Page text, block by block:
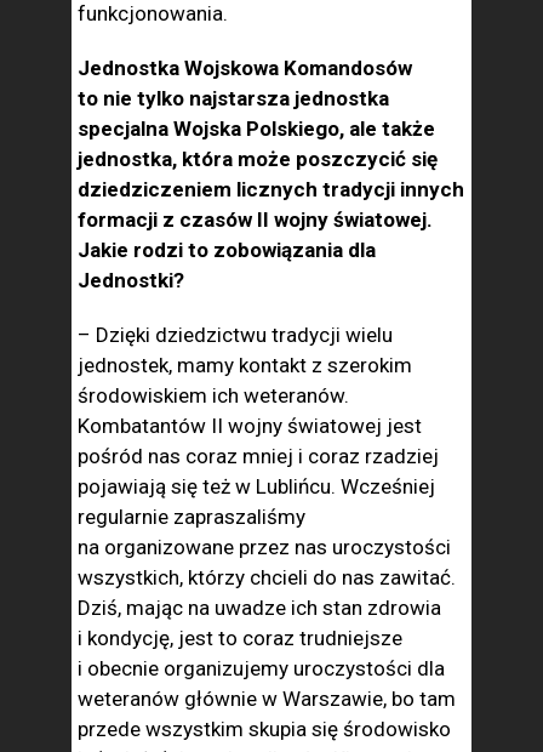
funkcjonowania.
Jednostka Wojskowa Komandosów
to nie tylko najstarsza jednostka
specjalna Wojska Polskiego, ale także
jednostka, która może poszczycić się
dziedziczeniem licznych tradycji innych
formacji z czasów II wojny światowej.
Jakie rodzi to zobowiązania dla
Jednostki?
– Dzięki dziedzictwu tradycji wielu
jednostek, mamy kontakt z szerokim
środowiskiem ich weteranów.
Kombatantów II wojny światowej jest
pośród nas coraz mniej i coraz rzadziej
pojawiają się też w Lublińcu. Wcześniej
regularnie zapraszaliśmy
na organizowane przez nas uroczystości
wszystkich, którzy chcieli do nas zawitać.
Dziś, mając na uwadze ich stan zdrowia
i kondycję, jest to coraz trudniejsze
i obecnie organizujemy uroczystości dla
weteranów głównie w Warszawie, bo tam
przede wszystkim skupia się środowisko